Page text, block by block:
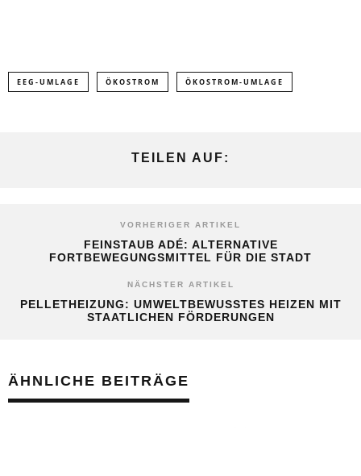
EEG-UMLAGE ÖKOSTROM ÖKOSTROM-UMLAGE
TEILEN AUF:
VORHERIGER ARTIKEL
FEINSTAUB ADÉ: ALTERNATIVE
FORTBEWEGUNGSMITTEL FÜR DIE STADT
NÄCHSTER ARTIKEL
PELLETHEIZUNG: UMWELTBEWUSSTES HEIZEN MIT
STAATLICHEN FÖRDERUNGEN
ÄHNLICHE BEITRÄGE